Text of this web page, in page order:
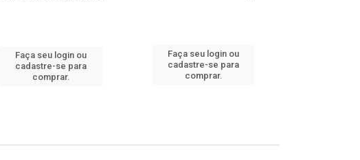
Faça seu login ou
cadastre-se para
comprar.
Faça seu login ou
cadastre-se para
comprar.